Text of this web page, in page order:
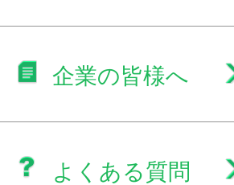
企業の皆様へ
よくある質問